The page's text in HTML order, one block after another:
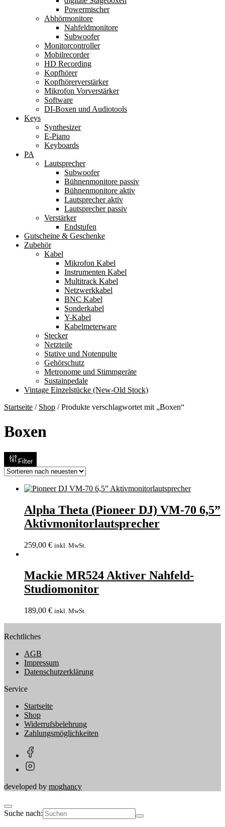
Powermischer
Abhörmonitore
Nahfeldmonitore
Subwoofer
Monitorcontroller
Mobilrecorder
HD Recording
Kopfhörer
Kopfhörerverstärker
Mikrofon Vorverstärker
Software
DI-Boxen und Audiotools
Keys
Synthesizer
E-Piano
Keyboards
PA
Lautsprecher
Subwoofer
Bühnenmonitore passiv
Bühnenmonitore aktiv
Lautsprecher aktiv
Lautsprecher passiv
Verstärker
Endstufen
Gutscheine & Geschenke
Zubehör
Kabel
Mikrofon Kabel
Instrumenten Kabel
Multitrack Kabel
Netzwerkkabel
BNC Kabel
Sonderkabel
Y-Kabel
Kabelmeterware
Stecker
Netzteile
Stative und Notenpulte
Gehörschutz
Metronome und Stimmgeräte
Sustainpedale
Vintage Einzelstücke (New-Old Stock)
Startseite / Shop /Produkte verschlagwortet mit „Boxen“
Boxen
Filter
Alpha Theta (Pioneer DJ) VM-70 6,5”
Aktivmonitorlautsprecher
259,00 € inkl. MwSt.
Mackie MR524 Aktiver Nahfeld-
Studiomonitor
189,00 € inkl. MwSt.
Rechtliches
AGB
Impressum
Datenschutzerklärung
Service
Startseite
Shop
Widerrufsbelehrung
Zahlungsmöglichkeiten
developed by moghancy
Suche nach: